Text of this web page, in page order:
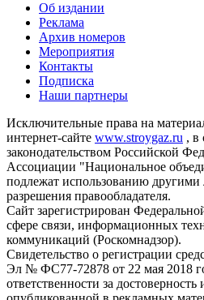
Об издании
Реклама
Архив номеров
Мероприятия
Контакты
Подписка
Наши партнеры
Исключительные права на
интернет-сайте www.stroygaz.ru , в
законодательством Российской
Ассоциации "Национальное
подлежат использованию
разрешения правообладателя.
Сайт зарегистрирован
сфере связи, информационных
коммуникаций (Роскомнадзор).
Свидетельство о регистрации
Эл № ФС77-72878 от 22 мая 2018
ответственности за